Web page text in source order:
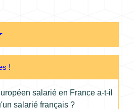
!
salarié en France a-t-il
salarié français ?